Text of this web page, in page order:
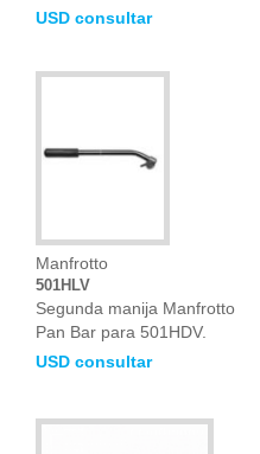
USD consultar
Manfrotto
501HLV
Segunda manija Manfrotto
Pan Bar para 501HDV.
USD consultar